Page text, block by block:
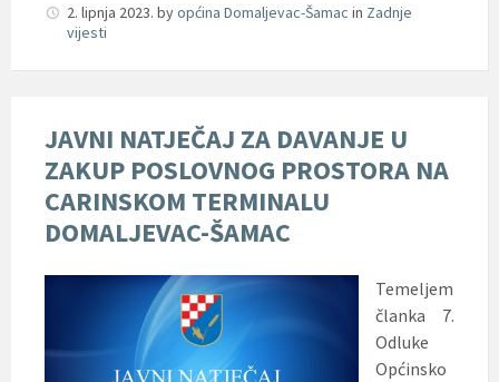
2. lipnja 2023. byopćina Domaljevac-Šamac in Zadnje
vijesti
JAVNI NATJEČAJ ZA DAVANJE U
ZAKUP POSLOVNOG PROSTORA NA
CARINSKOM TERMINALU
DOMALJEVAC-ŠAMAC
Temeljem
članka 7.
Odluke
Općinsko